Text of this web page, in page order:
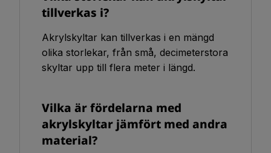
tillverkas i?
Akrylskyltar kan tillverkas i en mängd
olika storlekar, från små, decimeterstora
skyltar upp till flera meter i längd.
Vilka är fördelarna med
akrylskyltar jämfört med andra
material?